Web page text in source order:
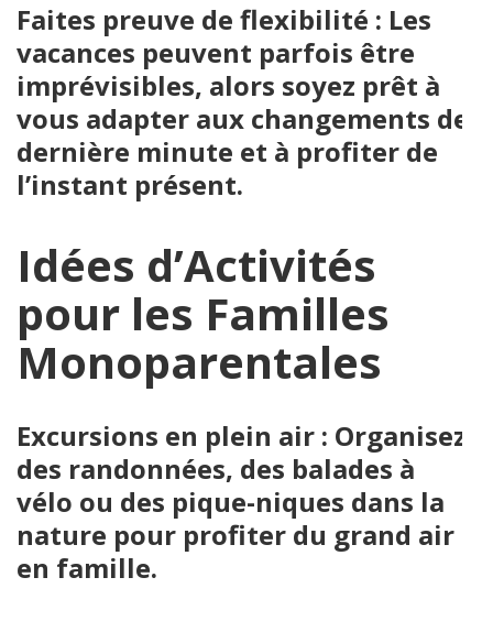
Faites preuve de flexibilité : Les
vacances peuvent parfois être
imprévisibles, alors soyez prêt à
vous adapter aux changements de
dernière minute et à profiter de
l’instant présent.
Idées d’Activités
pour les Familles
Monoparentales
Excursions en plein air : Organisez
des randonnées, des balades à
vélo ou des pique-niques dans la
nature pour profiter du grand air
en famille.